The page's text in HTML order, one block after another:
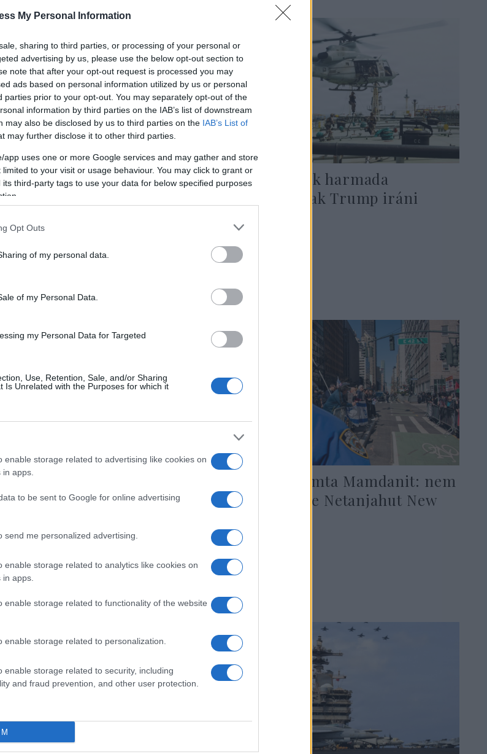
My Personal Information
sharing to third parties, or processing of your personal or
advertising by us, please use the below opt-out section to
note that after your opt-out request is processed you may
ads based on personal information utilized by us or personal
parties prior to your opt-out. You may separately opt-out of the
information by third parties on the IAB’s list of downstream
may also be disclosed by us to third parties on the IAB’s List of
may further disclose it to other third parties.
app uses one or more Google services and may gather and store
to your visit or usage behaviour. You may click to grant or
third-party tags to use your data for below specified purposes
Opt Outs
of my personal data.
of my Personal Data.
my Personal Data for Targeted
Use, Retention, Sale, and/or Sharing
Is Unrelated with the Purposes for which it
enable storage related to advertising like cookies on
apps.
to be sent to Google for online advertising
send me personalized advertising.
enable storage related to analytics like cookies on
apps.
enable storage related to functionality of the website
enable storage related to personalization.
enable storage related to security, including
and fraud prevention, and other user protection.
a közelgő félidős
gyakorol nyomást
28.
Az amerikaiak harmada
támogatja csak Trump iráni
2026. július 28.
sajtó komolyan vette az
elnök viccét
26.
Trump lenyomta Mamdanit: nem
tartóztatják le Netanjahut New
2026. július 21.